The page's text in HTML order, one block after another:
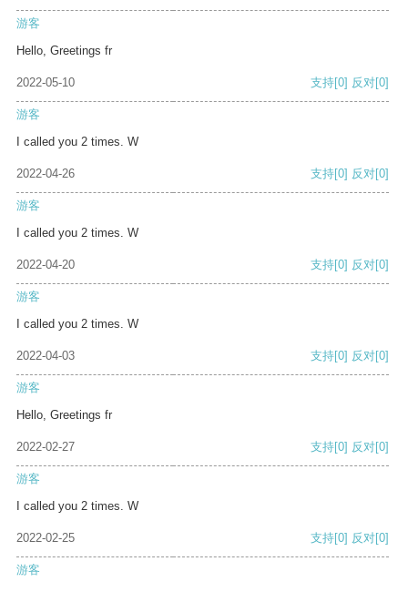
游客
Hello, Greetings fr
2022-05-10 支持[0] 反对[0]
游客
I called you 2 times. W
2022-04-26 支持[0] 反对[0]
游客
I called you 2 times. W
2022-04-20 支持[0] 反对[0]
游客
I called you 2 times. W
2022-04-03 支持[0] 反对[0]
游客
Hello, Greetings fr
2022-02-27 支持[0] 反对[0]
游客
I called you 2 times. W
2022-02-25 支持[0] 反对[0]
游客